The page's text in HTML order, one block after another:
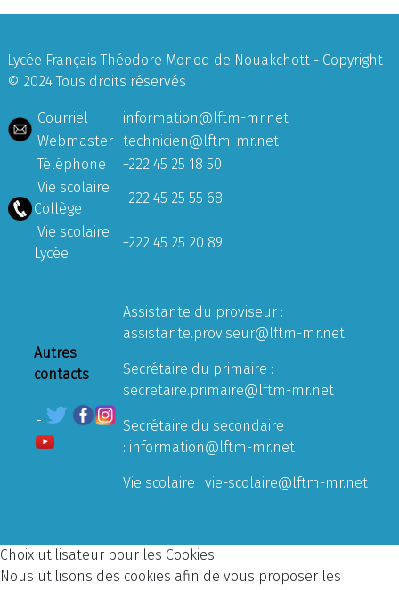
Lycée Français Théodore Monod de Nouakchott - Copyright
© 2024 Tous droits réservés
Courriel
information@lftm-mr.net
Webmaster technicien@lftm-mr.net
Téléphone
+222 45 25 18 50
Vie scolaire
Collège
+222 45 25 55 68
Vie scolaire
Lycée
+222 45 25 20 89
Autres
contacts
Assistante du proviseur :
assistante.proviseur@lftm-mr.net
Secrétaire du primaire :
secretaire.primaire@lftm-mr.net
Secrétaire du secondaire
: information@lftm-mr.net
Vie scolaire : vie-scolaire@lftm-mr.net
Choix utilisateur pour les Cookies
Nous utilisons des cookies afin de vous proposer les